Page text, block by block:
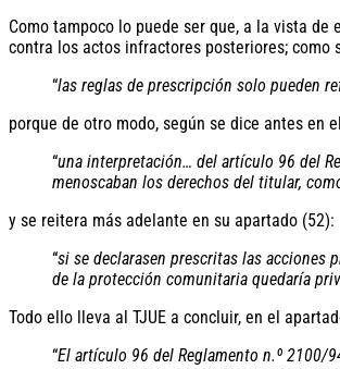
Como tampoco lo puede ser que, a la vista
contra los actos infractores posteriores; como
“las reglas de prescripción solo pueden
porque de otro modo, según se dice antes en
“una interpretación… del artículo 96 del
menoscaban los derechos del titular,
y se reitera más adelante en su apartado (52):
“si se declarasen prescritas las
de la protección comunitaria quedaría
Todo ello lleva al TJUE a concluir, en el
“El artículo 96 del Reglamento n.º 2100/